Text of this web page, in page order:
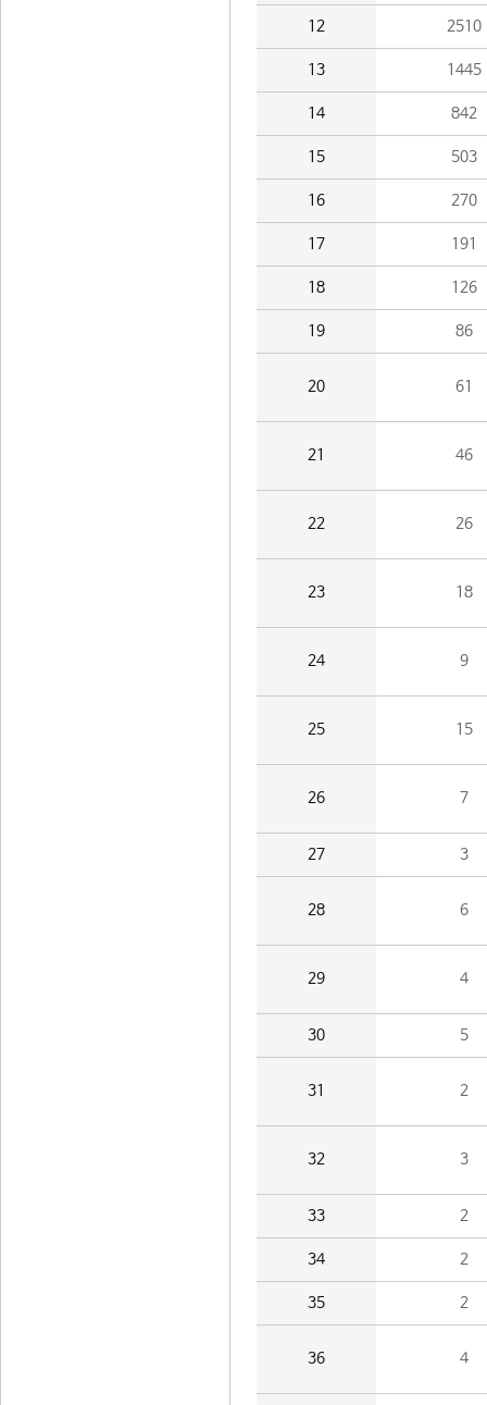
12 2510
13 1445
14 842
15 503
16 270
17 191
18 126
19 86
20 61
21 46
22 26
23 18
24 9
25 15
26 7
27 3
28 6
29 4
30 5
31 2
32 3
33 2
34 2
35 2
36 4